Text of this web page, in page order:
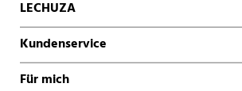
LECHUZA
Kundenservice
Für mich